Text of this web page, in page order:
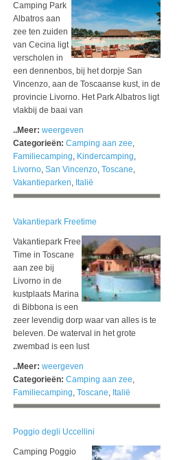
Camping Park
Albatros aan
zee ten zuiden
van Cecina ligt
verscholen in
een dennenbos, bij het dorpje San
Vincenzo, aan de Toscaanse kust, in de
provincie Livorno. Het Park Albatros ligt
vlakbij de baai van
..Meer: weergeven
Categorieën: Camping aan zee,
Familiecamping, Kindercamping,
Livorno, San Vincenzo, Toscane,
Vakantieparken, Italië
Vakantiepark Freetime
Vakantiepark Free
Time in Toscane
aan zee bij
Livorno in de
kustplaats Marina
di Bibbona is een
zeer levendig dorp waar van alles is te
beleven. De waterval in het grote
zwembad is een lust
..Meer: weergeven
Categorieën: Camping aan zee,
Familiecamping, Toscane, Italië
Poggio degli Uccellini
Camping Poggio